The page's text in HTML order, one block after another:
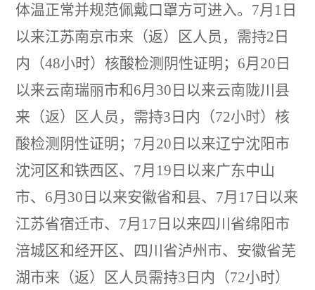
体温正常并规范佩戴口罩方可进入。7月1日
以来江苏南京市来（返）区人员，需持2日
内（48小时）核酸检测阴性证明；6月20日
以来云南瑞丽市和6月30日以来云南陇川县
来（返）区人员，需持3日内（72小时）核
酸检测阴性证明；7月20日以来辽宁沈阳市
沈河区和铁西区、7月19日以来广东中山
市、6月30日以来安徽省和县、7月17日以来
江苏省宿迁市、7月17日以来四川省绵阳市
涪城区和经开区、四川省泸州市、安徽省芜
湖市来（返）区人员需持3日内（72小时）